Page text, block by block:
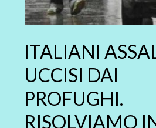
ITALIANI
UCCISI DAI
PROFUGHI.
RISOLVIAMO